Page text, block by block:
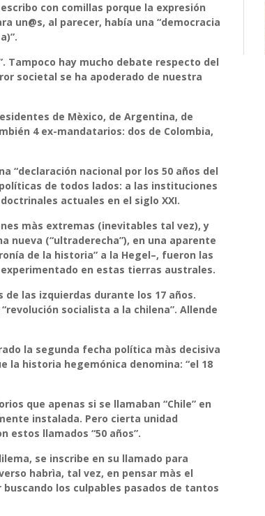
con comillas porque la expresión
un@s, al parecer, había una “democracia
Tampoco hay mucho debate respecto del
societal se ha apoderado de nuestra
de Mèxico, de Argentina, de
4 ex-mandatarios: dos de Colombia,
“declaración nacional por los 50 años del
de todos lados: a las instituciones
actuales en el siglo XXI.
màs extremas (inevitables tal vez), y
nueva (“ultraderecha”), en una aparente
de la historia” a la Hegel–, fueron las
en estas tierras australes.
las izquierdas durante los 17 años.
revolución socialista a la chilena”. Allende
la segunda fecha política màs decisiva
la historia hegemónica denomina: “el 18
que apenas si se llamaban “Chile” en
instalada. Pero cierta unidad
estos llamados “50 años”.
se inscribe en su llamado para
habrìa, tal vez, en pensar màs el
los culpables pasados de tantos